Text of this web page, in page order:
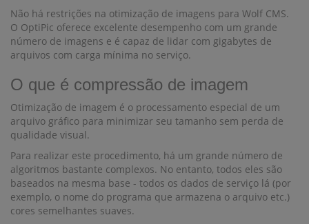
Não há restrições na otimização de imagens para Wolf CMS.
O OptiPic oferece excelente desempenho com um grande
número de imagens e é capaz de lidar com gigabytes de
arquivos com carga mínima no serviço.
O que é compressão de imagem
Otimização de imagem é o processamento especial de um
arquivo gráfico para minimizar seu tamanho sem perda de
qualidade visual.
Para realizar este procedimento, há um grande número de
algoritmos bastante complexos. No entanto, todos eles são
baseados na mesma base - todos os dados de serviço lá (por
exemplo, o nome do programa que armazena o arquivo etc.)
cores semelhantes suaves.